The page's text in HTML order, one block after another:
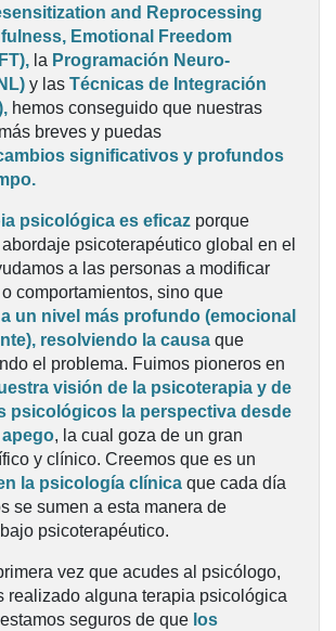
and Reprocessing
Emotional Freedom
la Programación Neuro-
y las Técnicas de Integración
hemos conseguido que nuestras
breves y puedas
significativos y profundos
psicológica es eficaz porque
psicoterapéutico global en el
a las personas a modificar
comportamientos, sino que
un nivel más profundo (emocional
resolviendo la causa que
el problema. Fuimos pioneros en
visión de la psicoterapia y de
psicológicos la perspectiva desde
, la cual goza de un gran
y clínico. Creemos que es un
la psicología clínica que cada día
se sumen a esta manera de
psicoterapéutico.
vez que acudes al psicólogo,
realizado alguna terapia psicológica
seguros de que los